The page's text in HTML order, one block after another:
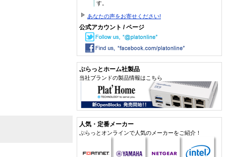
す。
あなたの声をお寄せください!
公式アカウント / ページ
ぷらっとホーム社製品
当社ブランドの製品情報はこちら
人気・定番メーカー
ぷらっとオンラインで人気のメーカーをご紹介！